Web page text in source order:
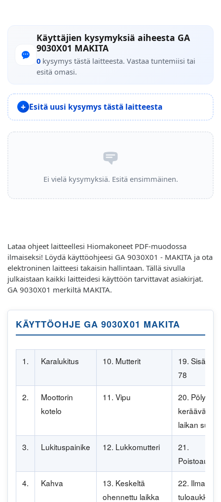
Käyttäjien kysymyksiä aiheesta GA
9030X01 MAKITA
0 kysymys tästä laitteesta. Vastaa tuntemiisi tai
esitä omasi.
Esitä uusi kysymys tästä laitteesta
Ei vielä kysymyksiä. Esitä ensimmäinen.
Lataa ohjeet laitteellesi Hiomakoneet PDF-muodossa
ilmaiseksi! Löydä käyttöohjeesi GA 9030X01 - MAKITA ja ota
elektroninen laitteesi takaisin hallintaan. Tällä sivulla
julkaistaan kaikki laitteidesi käyttöön tarvittavat asiakirjat.
GA 9030X01 merkiltä MAKITA.
KÄYTTÖOHJE GA 9030X01 MAKITA
1. Karalukitus 10. Mutterit
19.
78
2.
Moottorin
kotelo
11. Vipu
20. Pölyä
keräävä
laikan
3. Lukituspainike 12. Lukkomutteri
21.
Poistoaukko
4. Kahva
13. Keskeltä
ohennettu laikka
22. Ilman
tuloaukko